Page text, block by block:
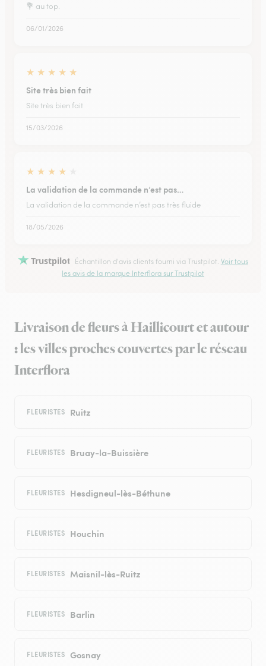
💐 au top.
06/01/2026
★ ★ ★ ★ ★
Site très bien fait
Site très bien fait
15/03/2026
★ ★ ★ ★
La validation de la commande n’est pas…
La validation de la commande n’est pas très fluide
18/05/2026
Trustpilot Échantillon d'avis clients fourni via Trustpilot. Voir tous
les avis de la marque Interflora sur Trustpilot
Livraison de fleurs à Haillicourt et autour
: les villes proches couvertes par le réseau
Interflora
FLEURISTES Ruitz
FLEURISTES Bruay-la-Buissière
FLEURISTES Hesdigneul-lès-Béthune
FLEURISTES Houchin
FLEURISTES Maisnil-lès-Ruitz
FLEURISTES Barlin
FLEURISTES Gosnay